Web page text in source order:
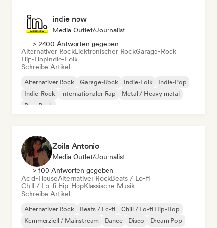
indie now
Media Outlet/Journalist
> 2400 Antworten gegeben
Alternativer RockElektronischer RockGarage-Rock
Hip-HopIndie-Folk
Schreibe Artikel
Alternativer Rock Garage-Rock Indie-Folk
Indie-Pop
Indie-Rock
Internationaler Rap
Metal / Heavy metal
Pop-Rock
Zoila Antonio
Media Outlet/Journalist
> 100 Antworten gegeben
Acid-HouseAlternativer RockBeats / Lo-fi
Chill / Lo-fi Hip-HopKlassische Musik
Schreibe Artikel
Alternativer Rock Beats / Lo-fi
Chill / Lo-fi Hip-Hop
Kommerziell / Mainstream
Dance Disco
Dream Pop